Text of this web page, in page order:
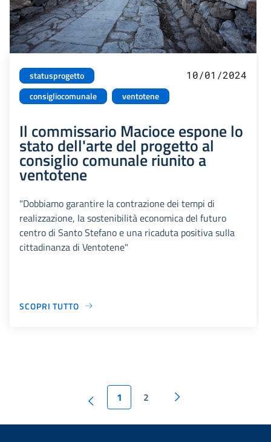
statusprogetto
consigliocomunale
ventotene
10/01/2024
Il commissario Macioce espone lo
stato dell'arte del progetto al
consiglio comunale riunito a
ventotene
"Dobbiamo garantire la contrazione dei tempi di
realizzazione, la sostenibilità economica del futuro
centro di Santo Stefano e una ricaduta positiva sulla
cittadinanza di Ventotene"
SCOPRI TUTTO
1 2